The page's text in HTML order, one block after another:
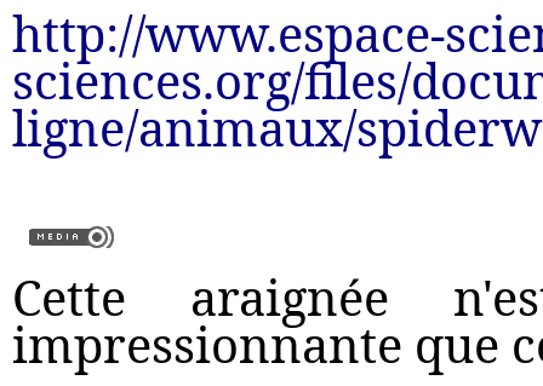
http://www.espace-
sciences.org/files/
ligne/animaux/
Cette araignée
impressionnante que